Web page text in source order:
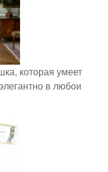
которая умеет
в любои